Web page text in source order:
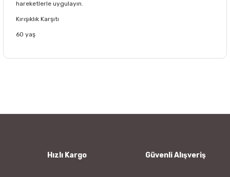
hareketlerle uygulayın.
Kırışıklık Karşıtı
60 yaş
Ürün bilgilerinde hatalar bulunuyor.
Hızlı Kargo Güvenli Alışveriş